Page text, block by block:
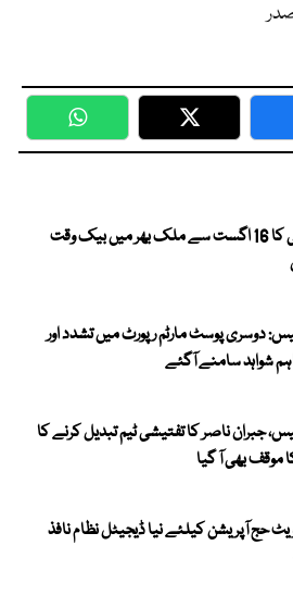
WhatsApp Twitter
جماعت اسلامی کا 16 اگست سے ملک بھر میں بیک وقت
دوسری پوسٹ مارٹم رپورٹ میں تشدد اور
شواہد سامنے آگئے
جبران ناصر کا تفتیشی ٹیم تبدیل کرنے کا
موقف بھی آ گیا
پرائیویٹ حج آپریشن کیلئے نیا ڈیجیٹل نظام نافذ